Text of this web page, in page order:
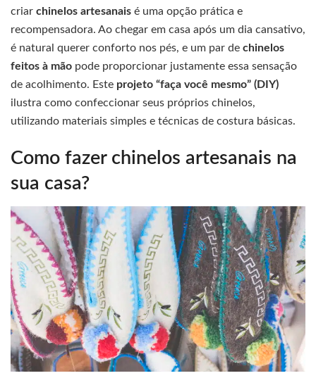
criar chinelos artesanais é uma opção prática e
recompensadora. Ao chegar em casa após um dia cansativo,
é natural querer conforto nos pés, e um par de chinelos
feitos à mão pode proporcionar justamente essa sensação
de acolhimento. Este projeto “faça você mesmo” (DIY)
ilustra como confeccionar seus próprios chinelos,
utilizando materiais simples e técnicas de costura básicas.
Como fazer chinelos artesanais na
sua casa?